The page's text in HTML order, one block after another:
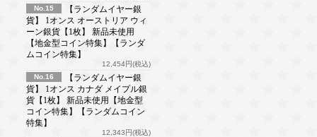
No.15
【ランダムイヤー銀
貨】 1オンス オーストリア ウィ
ーン銀貨【1枚】 新品未使用
【地金型コイン特集】【ランダ
ムコイン特集】
12,454円(税込)
No.16
【ランダムイヤー銀
貨】 1オンス カナダ メイプル銀
貨【1枚】 新品未使用【地金型
コイン特集】【ランダムコイン
特集】
12,343円(税込)